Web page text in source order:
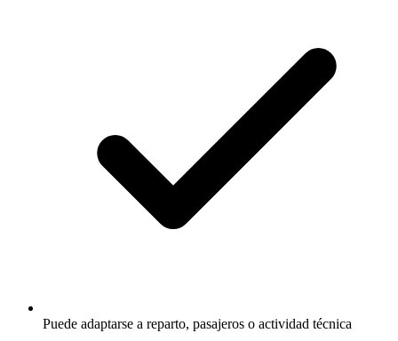
Puede adaptarse a reparto, pasajeros o actividad técnica